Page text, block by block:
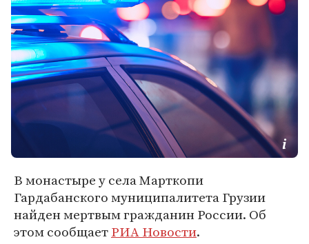
В монастыре у села Марткопи
Гардабанского муниципалитета Грузии
найден мертвым гражданин России. Об
этом сообщаетРИА Новости.